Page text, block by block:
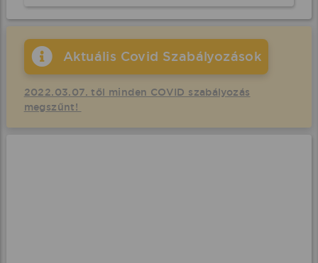
Aktuális Covid Szabályozások
2022.03.07. től minden COVID szabályozás
megszűnt!